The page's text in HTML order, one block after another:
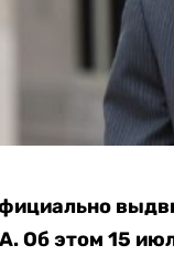
Об этом 15